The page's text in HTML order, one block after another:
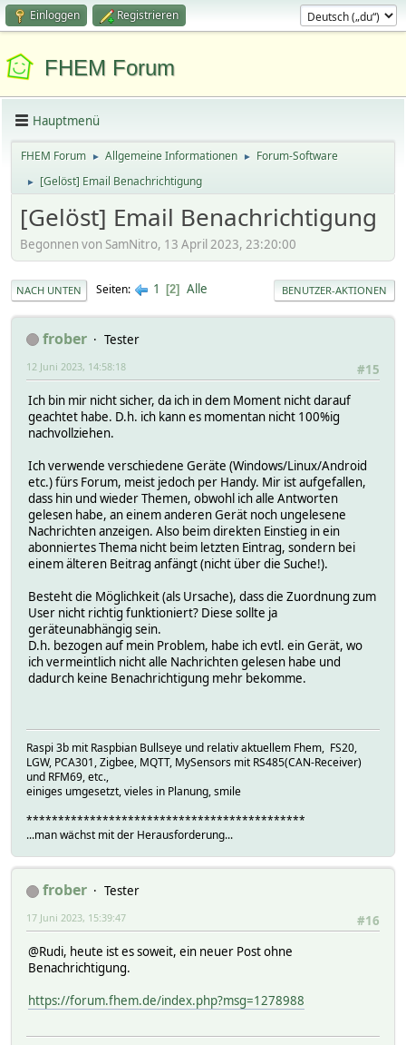
Einloggen Registrieren
FHEM Forum
Hauptmenü
FHEM Forum ► Allgemeine Informationen ► Forum-Software
► [Gelöst] Email Benachrichtigung
[Gelöst] Email Benachrichtigung
Begonnen von SamNitro, 13 April 2023, 23:20:00
NACH UNTEN Seiten 1 2 Alle BENUTZER-AKTIONEN
frober
Tester
#15
12 Juni 2023, 14:58:18
Ich bin mir nicht sicher, da ich in dem Moment nicht darauf
geachtet habe. D.h. ich kann es momentan nicht 100%ig
nachvollziehen.
Ich verwende verschiedene Geräte (Windows/Linux/Android
etc.) fürs Forum, meist jedoch per Handy. Mir ist aufgefallen,
dass hin und wieder Themen, obwohl ich alle Antworten
gelesen habe, an einem anderen Gerät noch ungelesene
Nachrichten anzeigen. Also beim direkten Einstieg in ein
abonniertes Thema nicht beim letzten Eintrag, sondern bei
einem älteren Beitrag anfängt (nicht über die Suche!).
Besteht die Möglichkeit (als Ursache), dass die Zuordnung zum
User nicht richtig funktioniert? Diese sollte ja
geräteunabhängig sein.
D.h. bezogen auf mein Problem, habe ich evtl. ein Gerät, wo
ich vermeintlich nicht alle Nachrichten gelesen habe und
dadurch keine Benachrichtigung mehr bekomme.
Raspi 3b mit Raspbian Bullseye und relativ aktuellem Fhem, FS20,
LGW, PCA301, Zigbee, MQTT, MySensors mit RS485(CAN-Receiver)
und RFM69, etc.,
einiges umgesetzt, vieles in Planung, smile
********************************************
...man wächst mit der Herausforderung...
frober
Tester
#16
17 Juni 2023, 15:39:47
@Rudi, heute ist es soweit, ein neuer Post ohne
Benachrichtigung.
https://forum.fhem.de/index.php?msg=1278988